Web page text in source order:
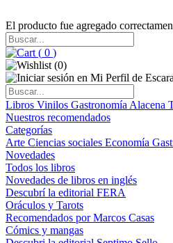
El producto fue agregado
( 0 )
(0)
Libros Vinilos Gastronomía Alacena
Nuestros recomendados
Categorías
Arte Ciencias sociales Economía
Novedades
Todos los libros
Novedades de libros en inglés
Descubrí la editorial FERA
Oráculos y Tarots
Recomendados por Marcos Casas
Cómics y mangas